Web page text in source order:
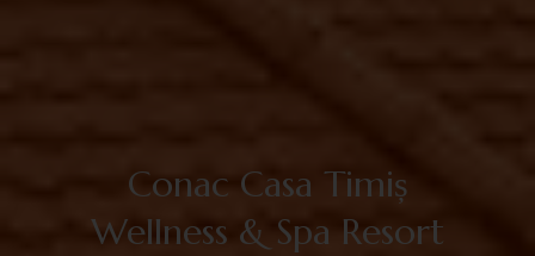
Conac Casa Timiș
Wellness & Spa Resort